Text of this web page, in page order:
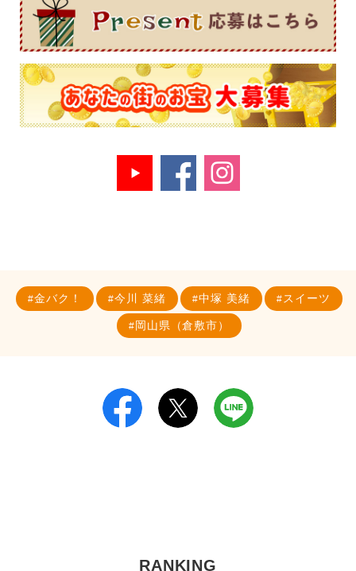
金バク！ 今川 菜緒 中塚 美緒 スイーツ
岡山県（倉敷市）
RANKING